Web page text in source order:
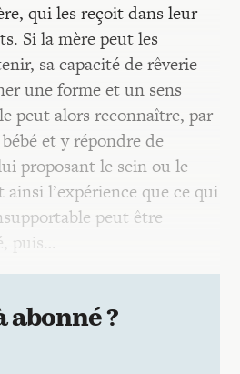
qui les reçoit dans leur
Si la mère peut les
sa capacité de rêverie
une forme et un sens
peut alors reconnaître, par
et y répondre de
proposant le sein ou le
l’expérience que ce qui
peut être
puis…
abonné ?